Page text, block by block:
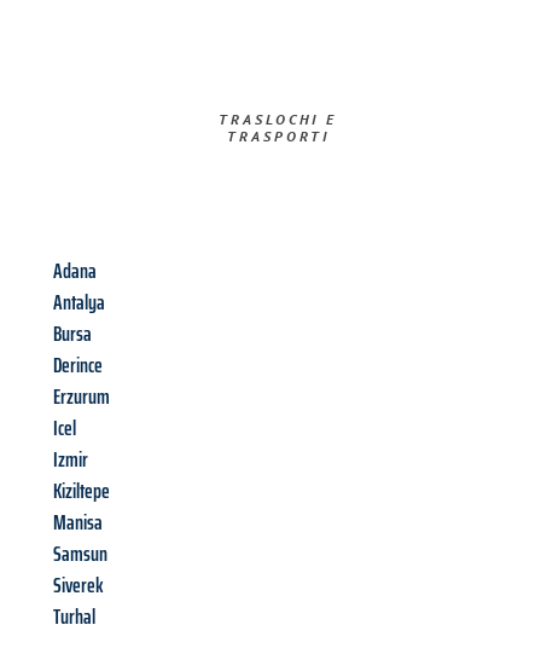
TRASLOCHI E
TRASPORTI​
Adana
Antalya
Bursa
Derince
Erzurum
Icel
Izmir
Kiziltepe
Manisa
Samsun
Siverek
Turhal